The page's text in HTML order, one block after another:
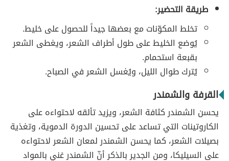
طريقة التحضير:
تخلط المكوّنات مع بعضها جيداً للحصول على خليط.
يُوضع الخليط على طول أطراف الشعر، ويغطى الشعر
بقبعة استحمام.
يُترك طوال الليل، ويُغسل الشعر في الصباح.
القرفة والشمندر
يحسن الشمندر كثافة الشعر، ويزيد تألقه لاحتواءه على
الكاروتينات التي تساعد على تحسين الدورة الدموية، وتغذية
بصيلات الشعر، كما يحسن الشمندر لمعان الشعر لاحتواءه
على السيليكا، ومن الجدير بالذكر أنّ الشمندر غني بالمواد